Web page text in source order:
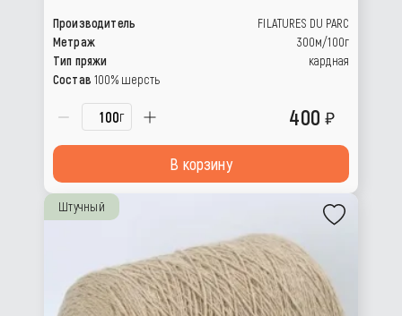
Производитель
FILATURES DU PARC
Метраж
300м/100г
Тип пряжи
кардная
Состав 100% шерсть
г 400
В корзину
Штучный